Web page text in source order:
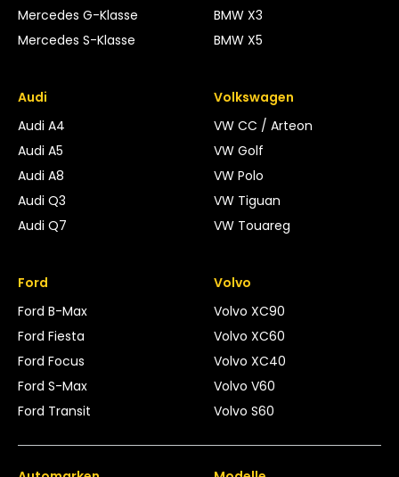
Mercedes G-Klasse
Mercedes S-Klasse
BMW X3
BMW X5
Audi
Audi A4
Audi A5
Audi A8
Audi Q3
Audi Q7
Volkswagen
VW CC / Arteon
VW Golf
VW Polo
VW Tiguan
VW Touareg
Ford
Ford B-Max
Ford Fiesta
Ford Focus
Ford S-Max
Ford Transit
Volvo
Volvo XC90
Volvo XC60
Volvo XC40
Volvo V60
Volvo S60